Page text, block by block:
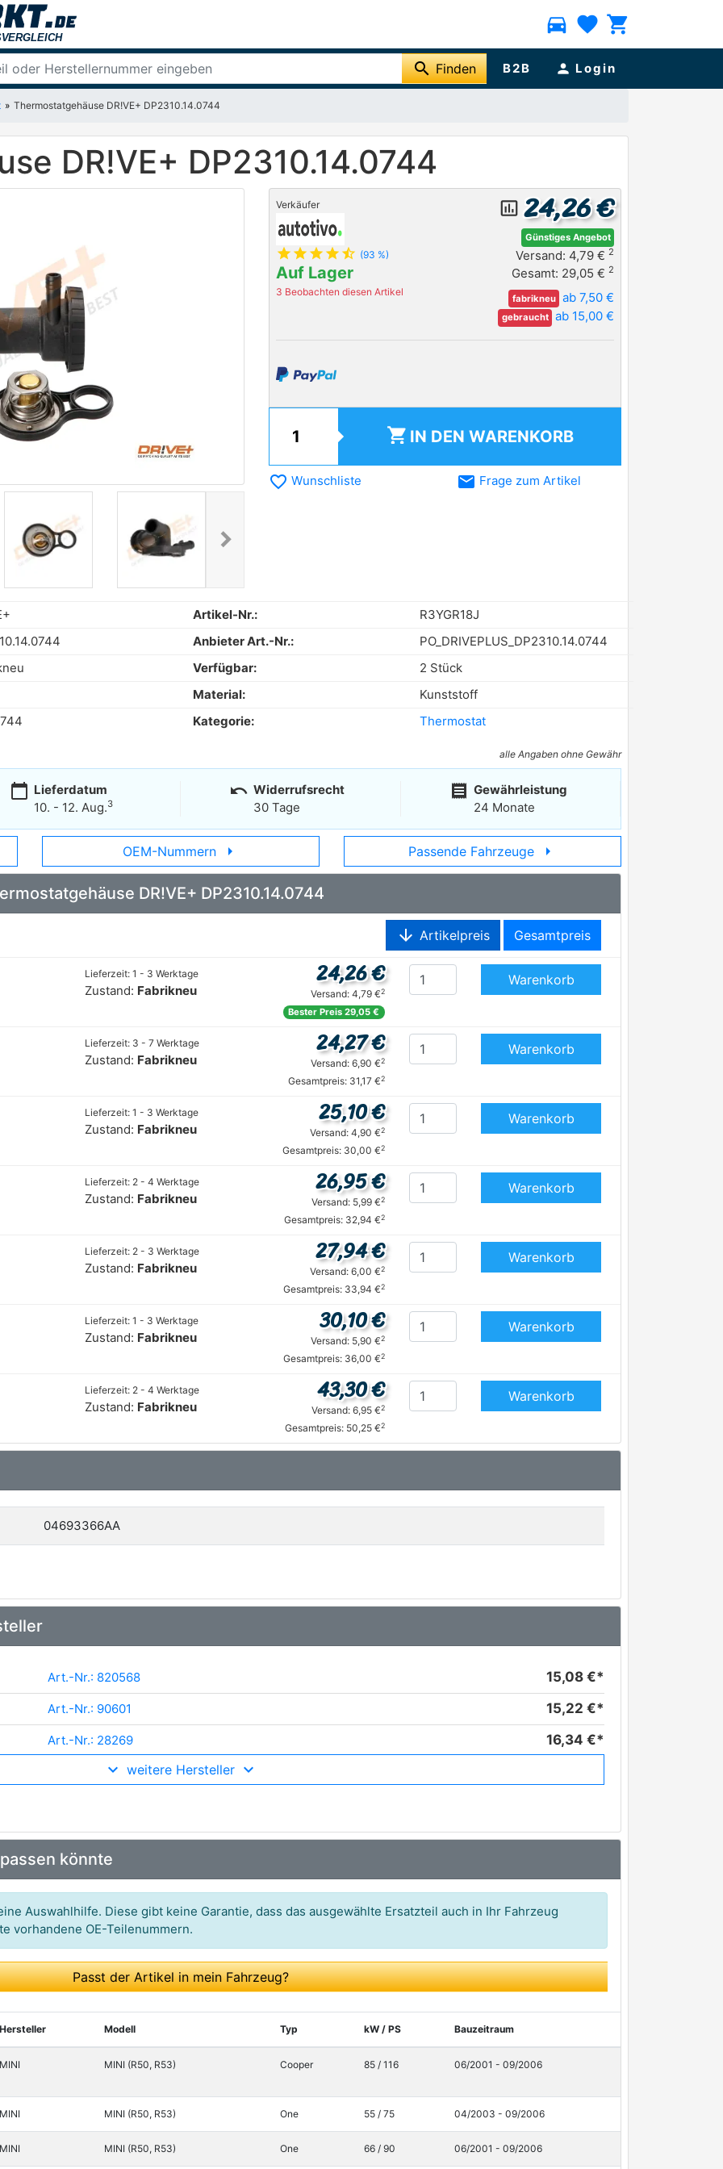
directions_car favorite shopping_cart
search Finden B2B person Login
Thermostatgehäuse DR!VE+ DP2310.14.0744
DR!VE+ DP2310.14.0744
chevron_right
Next
Verkäufer
star star star star star_half (93 %)
Auf Lager
3 Beobachten diesen Artikel
insert_chart_outlined 24,26 €
Günstiges Angebot
Versand: 4,79 € 2
Gesamt: 29,05 € 2
fabrikneu ab 7,50 €
gebraucht ab 15,00 €
shopping_cart IN DEN WARENKORB
favorite_border Wunschliste email Frage zum Artikel
Artikel-Nr.:
R3YGR18J
Anbieter Art.-Nr.:
PO_DRIVEPLUS_DP2310.14.0744
Verfügbar:
2 Stück
Material:
Kunststoff
Kategorie: Thermostat
alle Angaben ohne Gewähr
calendar_today Lieferdatum
10. - 12. Aug.3
undo Widerrufsrecht
30 Tage
receipt Gewährleistung
24 Monate
OEM-Nummern arrow_right Passende Fahrzeuge arrow_right
DR!VE+ DP2310.14.0744
arrow_downward Artikelpreis Gesamtpreis
Lieferzeit: 1 - 3 Werktage
Zustand: Fabrikneu
24,26 €
Versand: 4,79 €2
Bester Preis 29,05 €
Warenkorb
Lieferzeit: 3 - 7 Werktage
Zustand: Fabrikneu
24,27 €
Versand: 6,90 €2
Gesamtpreis: 31,17 €2
Warenkorb
Lieferzeit: 1 - 3 Werktage
Zustand: Fabrikneu
25,10 €
Versand: 4,90 €2
Gesamtpreis: 30,00 €2
Warenkorb
Lieferzeit: 2 - 4 Werktage
Zustand: Fabrikneu
26,95 €
Versand: 5,99 €2
Gesamtpreis: 32,94 €2
Warenkorb
Lieferzeit: 2 - 3 Werktage
Zustand: Fabrikneu
27,94 €
Versand: 6,00 €2
Gesamtpreis: 33,94 €2
Warenkorb
Lieferzeit: 1 - 3 Werktage
Zustand: Fabrikneu
30,10 €
Versand: 5,90 €2
Gesamtpreis: 36,00 €2
Warenkorb
Lieferzeit: 2 - 4 Werktage
Zustand: Fabrikneu
43,30 €
Versand: 6,95 €2
Gesamtpreis: 50,25 €2
Warenkorb
04693366AA
Art.-Nr.: 820568 15,08 €*
Art.-Nr.: 90601 15,22 €*
Art.-Nr.: 28269 16,34 €*
Art.-Nr.: 47560
Art.-Nr.: 80139 21,56 €*
Art.-Nr.: 4006191
Art.-Nr.: TM1257 29,24 €*
Art.-Nr.: 16220MI
Art.-Nr.: EST38000014F
Art.-Nr.: SV2300124
Art.-Nr.: VTQ0014F
Art.-Nr.: 116057
Art.-Nr.: ATH1024
weitere Hersteller
könnte
Auswahlhilfe. Diese gibt keine Garantie, dass das ausgewählte Ersatzteil auch in Ihr Fahrzeug
vorhandene OE-Teilenummern.
Passt der Artikel in mein Fahrzeug?
Hersteller Modell Typ kW / PS Bauzeitraum
MINI MINI (R50, R53) Cooper 85 / 116 06/2001 - 09/2006
MINI MINI (R50, R53) One 55 / 75 04/2003 - 09/2006
MINI MINI (R50, R53) One 66 / 90 06/2001 - 09/2006